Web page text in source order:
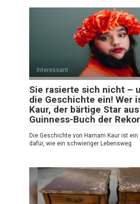
Interessant
Sie rasierte sich nicht –
die Geschichte ein! Wer
Kaur, der bärtige Star
Guinness-Buch der
Die Geschichte von Harnam Kaur ist
dafür, wie ein schwieriger Lebensweg